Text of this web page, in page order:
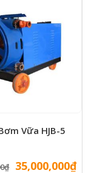
Vữa HJB-5
₫ Giá
35,000,000₫Giá